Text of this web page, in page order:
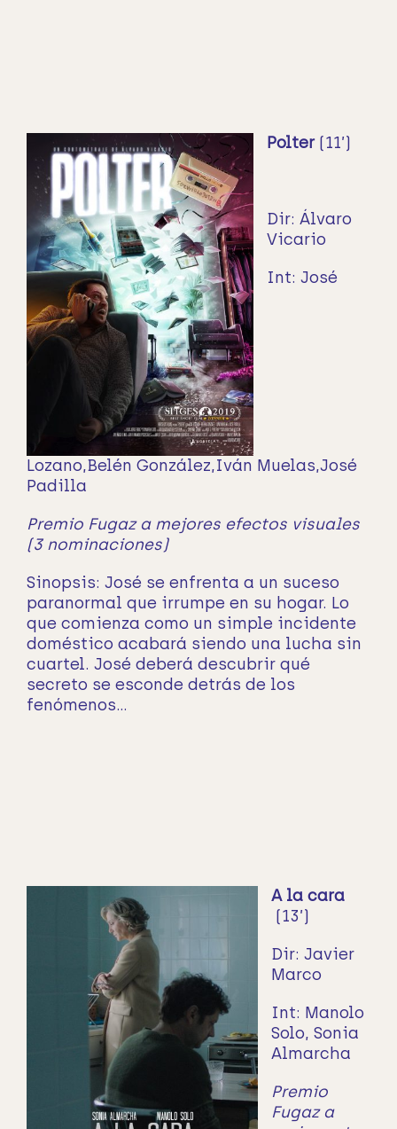
Polter(11’)
Dir: Álvaro
Vicario
Int: José
Lozano,Belén González,Iván Muelas,José
Padilla
Premio Fugaz a mejores efectos visuales
(3 nominaciones)
Sinopsis: José se enfrenta a un suceso
paranormal que irrumpe en su hogar. Lo
que comienza como un simple incidente
doméstico acabará siendo una lucha sin
cuartel. José deberá descubrir qué
secreto se esconde detrás de los
fenómenos…
A la cara
(13’)
Dir: Javier
Marco
Int: Manolo
Solo, Sonia
Almarcha
Premio
Fugaz a